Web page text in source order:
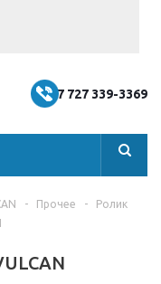
+7 727 339-3369
- Прочее -
Ролик